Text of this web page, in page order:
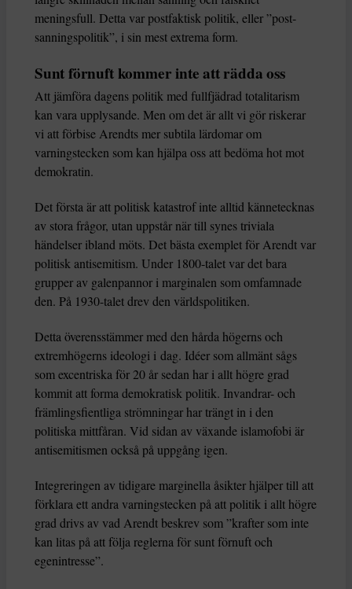
meningsfull. Detta var postfaktisk politik, eller ”post-
sanningspolitik”, i sin mest extrema form.
Sunt förnuft kommer inte att rädda oss
Att jämföra dagens politik med fullfjädrad totalitarism
kan vara upplysande. Men om det är allt vi gör riskerar
vi att förbise Arendts mer subtila lärdomar om
varningstecken som kan hjälpa oss att bedöma hot mot
demokratin.
Det första är att politisk katastrof inte alltid kännetecknas
av stora frågor, utan uppstår när till synes triviala
händelser ibland möts. Det bästa exemplet för Arendt var
politisk antisemitism. Under 1800-talet var det bara
grupper av galenpannor i marginalen som omfamnade
den. På 1930-talet drev den världspolitiken.
Detta överensstämmer med den hårda högerns och
extremhögerns ideologi i dag. Idéer som allmänt sågs
som excentriska för 20 år sedan har i allt högre grad
kommit att forma demokratisk politik. Invandrar- och
främlingsfientliga strömningar har trängt in i den
politiska mittfåran. Vid sidan av växande islamofobi är
antisemitismen också på uppgång igen.
Integreringen av tidigare marginella åsikter hjälper till att
förklara ett andra varningstecken på att politik i allt högre
grad drivs av vad Arendt beskrev som ”krafter som inte
kan litas på att följa reglerna för sunt förnuft och
egenintresse”.